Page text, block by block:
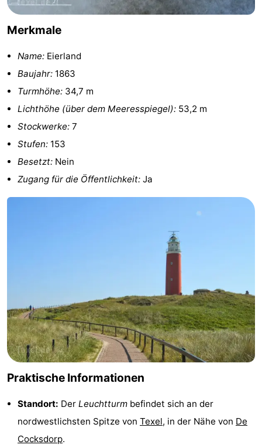
Aussichtspunkte
Attraktionen
Rundfahrten
-
Bauernhöfe
Spielplätze
-
Schwimmbader
-
Radfahren
-
Wandern
-
Surfen
Wattwandern
Merkmale
Name: Eierland
Baujahr: 1863
Turmhöhe: 34,7 m
Lichthöhe (über dem Meeresspiegel): 53,2 m
Stockwerke: 7
Stufen: 153
Besetzt: Nein
Zugang für die Öffentlichkeit: Ja
Praktische Informationen
Standort: Der Leuchtturm befindet sich an der
nordwestlichsten Spitze von Texel, in der Nähe von De
Cocksdorp.